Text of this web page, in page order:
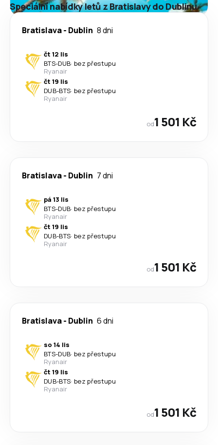
Speciální nabídky letů z Bratislavy do Dublinu
Bratislava- Dublin 8 dni
čt 12 lis
BTS-DUB· bez přestupu
Ryanair
čt 19 lis
DUB-BTS· bez přestupu
Ryanair
od1 501 Kč
Bratislava- Dublin 7 dni
pá 13 lis
BTS-DUB· bez přestupu
Ryanair
čt 19 lis
DUB-BTS· bez přestupu
Ryanair
od1 501 Kč
Bratislava- Dublin 6 dni
so 14 lis
BTS-DUB· bez přestupu
Ryanair
čt 19 lis
DUB-BTS· bez přestupu
Ryanair
od1 501 Kč